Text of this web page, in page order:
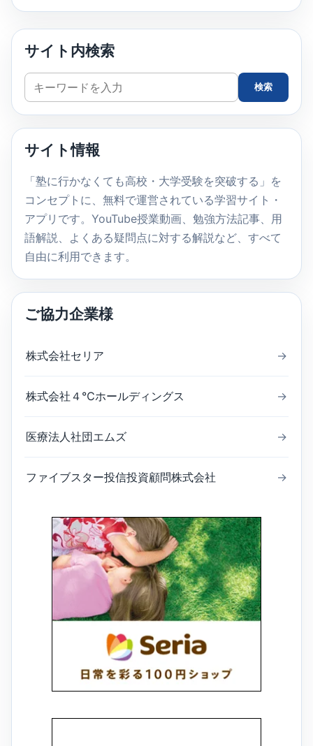
サイト内検索
サ
イ
ト
検
索
検索
サイト情報
「塾に行かなくても高校・大学受験を突破する」を
コンセプトに、無料で運営されている学習サイト・
アプリです。YouTube授業動画、勉強方法記事、用
語解説、よくある疑問点に対する解説など、すべて
自由に利用できます。
ご協力企業様
株式会社セリア →
株式会社４℃ホールディングス →
医療法人社団エムズ →
ファイブスター投信投資顧問株式会社 →